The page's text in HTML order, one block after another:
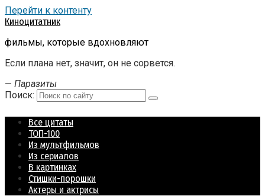
Перейти к контенту
Киноцитатник
фильмы, которые вдохновляют
Если плана нет, значит, он не сорвется.
— Паразиты
Поиск:
Все цитаты
ТОП-100
Из мультфильмов
Из сериалов
В картинках
Стишки-порошки
Актеры и актрисы